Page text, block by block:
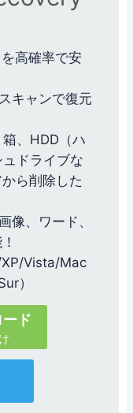
高確率で安
キャンで復元
、HDD（ハ
ドライブな
ら削除した
像、ワード、
Vista/Mac
）
ド